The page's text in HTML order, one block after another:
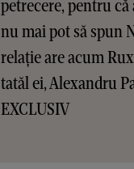
petrecere, pentru că
nu mai pot să spun
relație are acum
tatăl ei, Alexandru
EXCLUSIV